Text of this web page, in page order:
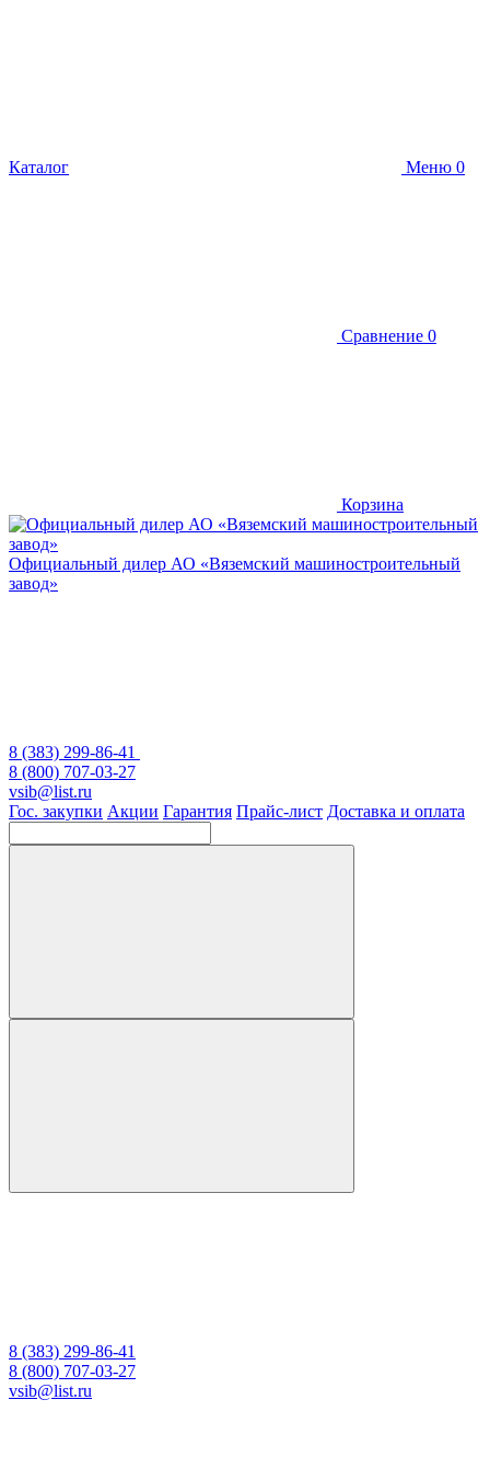
Каталог Меню 0
Сравнение 0
Корзина
Официальный дилер АО «Вяземский машиностроительный
завод»
8 (383) 299-86-41
8 (800) 707-03-27
vsib@list.ru
Гос. закупки Акции Гарантия Прайс-лист Доставка и оплата
8 (383) 299-86-41
8 (800) 707-03-27
vsib@list.ru